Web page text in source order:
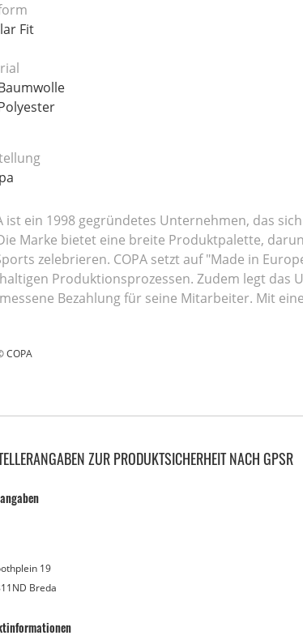
Fit
ist ein 1998 gegründetes Unternehmen, das
Marke bietet eine breite Produktpalette,
zelebrieren. COPA setzt auf "Made in
Produktionsprozessen. Zudem legt
Bezahlung für seine Mitarbeiter. Mit
COPA
ZUR PRODUKTSICHERHEIT NACH GPSR
19
Breda